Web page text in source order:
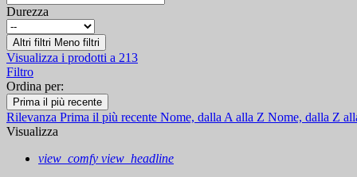
Durezza
Altri filtri Meno filtri
Visualizza i prodotti a 213
Filtro
Ordina per:
Prima il più recente
Rilevanza Prima il più recente Nome, dalla A alla Z Nome, dalla Z
Visualizza
view_comfy view_headline